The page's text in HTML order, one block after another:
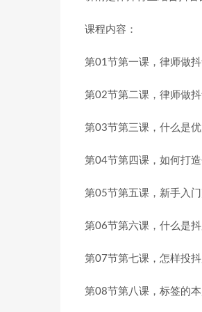
课程内容：
第01节第一课，律师做
第02节第二课，律师做
第03节第三课，什么是
第04节第四课，如何打
第05节第五课，新手入
第06节第六课，什么是
第07节第七课，怎样投
第08节第八课，标签的